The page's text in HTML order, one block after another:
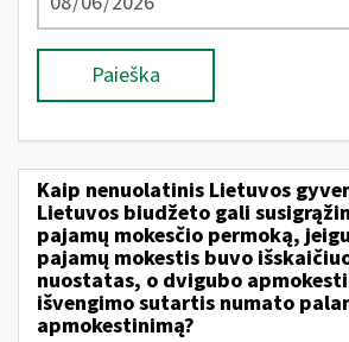
Paieška
Kaip nenuolatinis Lietuvos
Lietuvos biudžeto gali
pajamų mokesčio permoką,
pajamų mokestis buvo
nuostatas, o dvigubo
išvengimo sutartis numato
apmokestinimą?